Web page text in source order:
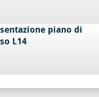
piano di
L14